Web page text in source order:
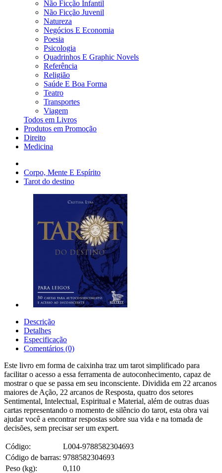
Não Ficção Infantil
Não Ficção Juvenil
Natureza
Negócios E Economia
Poesia
Psicologia
Quadrinhos E Graphic Novels
Referência
Religião
Saúde E Boa Forma
Teatro
Transportes
Viagem
Todos em Livros
Produtos em Promoção
Direito
Medicina
Corpo, Mente E Espírito
Tarot do destino
Descrição
Detalhes
Especificação
Comentários (0)
Este livro em forma de caixinha traz um tarot simplificado para
facilitar o acesso a essa ferramenta de autoconhecimento, capaz de
mostrar o que se passa em seu inconsciente. Dividida em 22 arcanos
maiores de Ação, 22 arcanos de Resposta, quatro dos setores
Sentimental, Intelectual, Espiritual e Material, além de outras duas
cartas representando o momento de silêncio do tarot, esta obra vai
ajudar você a encontrar respostas sobre sua vida e na tomada de
decisões, sem precisar ser um expert.
Código:
L004-9788582304693
Código de barras: 9788582304693
Peso (kg):
0,110